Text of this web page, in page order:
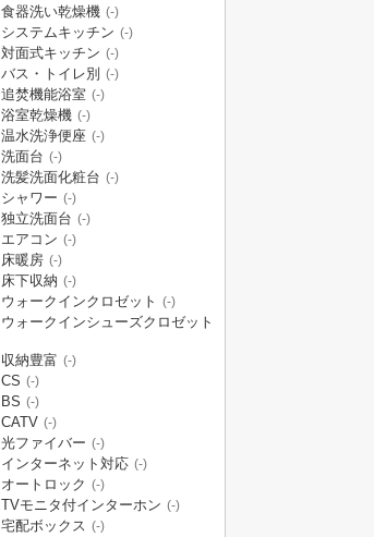
食器洗い乾燥機 (-)
システムキッチン (-)
対面式キッチン (-)
バス・トイレ別 (-)
追焚機能浴室 (-)
浴室乾燥機 (-)
温水洗浄便座 (-)
洗面台 (-)
洗髪洗面化粧台 (-)
シャワー (-)
独立洗面台 (-)
エアコン (-)
床暖房 (-)
床下収納 (-)
ウォークインクロゼット (-)
ウォークインシューズクロゼット
収納豊富 (-)
CS (-)
BS (-)
CATV (-)
光ファイバー (-)
インターネット対応 (-)
オートロック (-)
TVモニタ付インターホン (-)
宅配ボックス (-)